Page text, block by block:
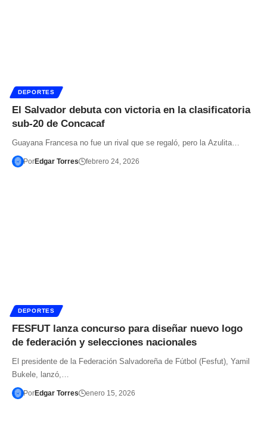
DEPORTES
El Salvador debuta con victoria en la clasificatoria
sub-20 de Concacaf
Guayana Francesa no fue un rival que se regaló, pero la Azulita…
PorEdgar Torres febrero 24, 2026
DEPORTES
FESFUT lanza concurso para diseñar nuevo logo
de federación y selecciones nacionales
El presidente de la Federación Salvadoreña de Fútbol (Fesfut), Yamil
Bukele, lanzó,…
PorEdgar Torres enero 15, 2026